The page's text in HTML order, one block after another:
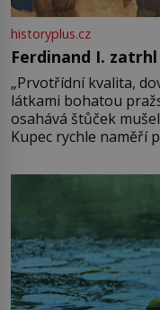
historyplus.cz
Ferdinand I.
„Prvotřídní kvalita,
látkami bohatou
osahává štůček
Kupec rychle naměří
milostpaní. Stačí
množství růžového